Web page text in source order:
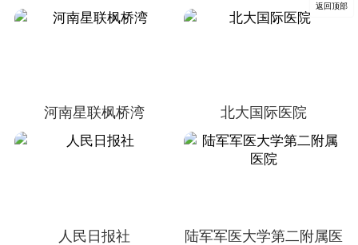
返回顶部
河南星联枫桥湾 北大国际医院
人民日报社
陆军军医大学第二附属医